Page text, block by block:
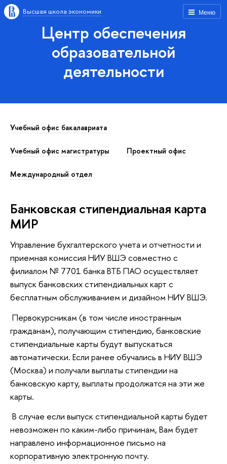
Меню
Высшая школа экономики
Центр обеспечения
образовательной
деятельности
Учебный офис бакалавриата
Учебный офис магистратуры Проектный офис
Международный отдел
Банковская стипендиальная карта
МИР
Управление бухгалтерского учета и отчетности и
приемная комиссия НИУ ВШЭ совместно с
филиалом № 7701 банка ВТБ ПАО осуществляет
выпуск банковских стипендиальных карт с
бесплатным обслуживанием и дизайном НИУ ВШЭ.
Первокурсникам (в том числе иностранным
гражданам), получающим стипендию, банковские
стипендиальные карты будут выпускаться
автоматически. Если ранее обучались в НИУ ВШЭ
(Москва) и получали выплаты стипендии на
банковскую карту, выплаты продолжатся на эти же
карты.
В случае если выпуск стипендиальной карты будет
невозможен по каким-либо причинам, Вам будет
направлено информационное письмо на
корпоративную электронную почту.